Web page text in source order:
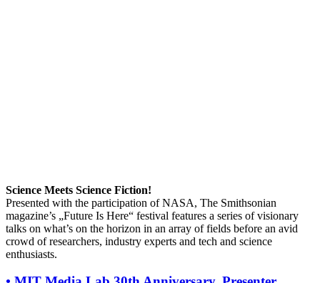
Science Meets Science Fiction!
Presented with the participation of NASA, The Smithsonian
magazine’s „Future Is Here“ festival features a series of visionary
talks on what’s on the horizon in an array of fields before an avid
crowd of researchers, industry experts and tech and science
enthusiasts.